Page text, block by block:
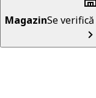
MagazinSe